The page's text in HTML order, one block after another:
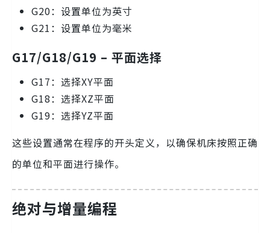
G20：设置单位为英寸
G21：设置单位为毫米
G17/G18/G19 – 平面选择
G17：选择XY平面
G18：选择XZ平面
G19：选择YZ平面
这些设置通常在程序的开头定义，以确保机床按照正确
的单位和平面进行操作。
绝对与增量编程